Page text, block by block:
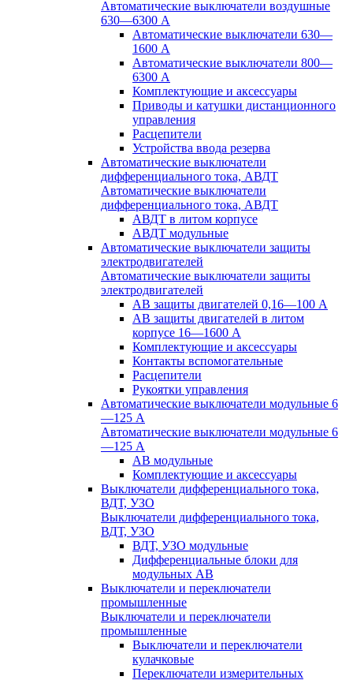
Автоматические выключатели воздушные
630—6300 А
Автоматические выключатели 630—
1600 А
Автоматические выключатели 800—
6300 А
Комплектующие и аксессуары
Приводы и катушки дистанционного
управления
Расцепители
Устройства ввода резерва
Автоматические выключатели
дифференциального тока, АВДТ
Автоматические выключатели
дифференциального тока, АВДТ
АВДТ в литом корпусе
АВДТ модульные
Автоматические выключатели защиты
электродвигателей
Автоматические выключатели защиты
электродвигателей
АВ защиты двигателей 0,16—100 А
АВ защиты двигателей в литом
корпусе 16—1600 А
Комплектующие и аксессуары
Контакты вспомогательные
Расцепители
Рукоятки управления
Автоматические выключатели модульные 6
—125 А
Автоматические выключатели модульные 6
—125 А
АВ модульные
Комплектующие и аксессуары
Выключатели дифференциального тока,
ВДТ, УЗО
Выключатели дифференциального тока,
ВДТ, УЗО
ВДТ, УЗО модульные
Дифференциальные блоки для
модульных АВ
Выключатели и переключатели
промышленные
Выключатели и переключатели
промышленные
Выключатели и переключатели
кулачковые
Переключатели измерительных